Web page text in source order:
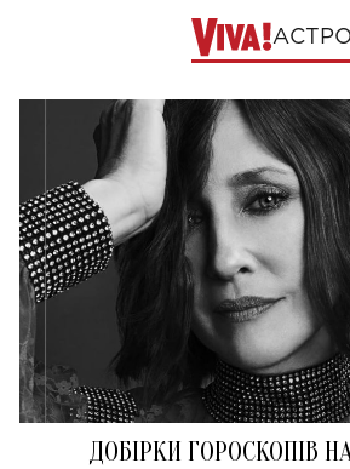
АСТРО
ДОБІРКИ ГОРОСКОПІВ